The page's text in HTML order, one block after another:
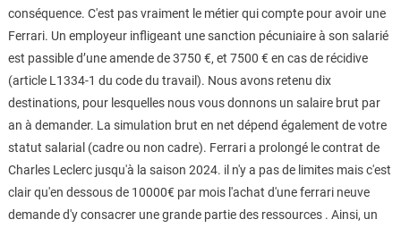
conséquence. C'est pas vraiment le métier qui compte pour avoir une
Ferrari. Un employeur infligeant une sanction pécuniaire à son salarié
est passible d’une amende de 3750 €, et 7500 € en cas de récidive
(article L1334-1 du code du travail). Nous avons retenu dix
destinations, pour lesquelles nous vous donnons un salaire brut par
an à demander. La simulation brut en net dépend également de votre
statut salarial (cadre ou non cadre). Ferrari a prolongé le contrat de
Charles Leclerc jusqu'à la saison 2024. il n'y a pas de limites mais c'est
clair qu'en dessous de 10000€ par mois l'achat d'une ferrari neuve
demande d'y consacrer une grande partie des ressources . Ainsi, un